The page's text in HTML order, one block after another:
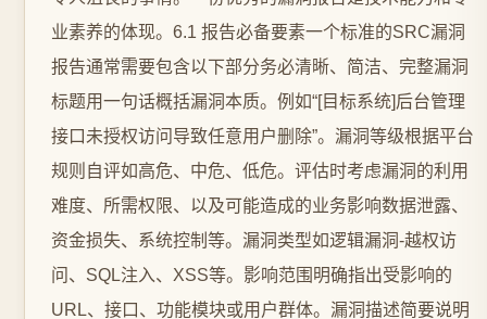
业素养的体现。6.1 报告必备要素一个标准的SRC漏洞
报告通常需要包含以下部分务必清晰、简洁、完整漏洞
标题用一句话概括漏洞本质。例如“[目标系统]后台管理
接口未授权访问导致任意用户删除”。漏洞等级根据平台
规则自评如高危、中危、低危。评估时考虑漏洞的利用
难度、所需权限、以及可能造成的业务影响数据泄露、
资金损失、系统控制等。漏洞类型如逻辑漏洞-越权访
问、SQL注入、XSS等。影响范围明确指出受影响的
URL、接口、功能模块或用户群体。漏洞描述简要说明